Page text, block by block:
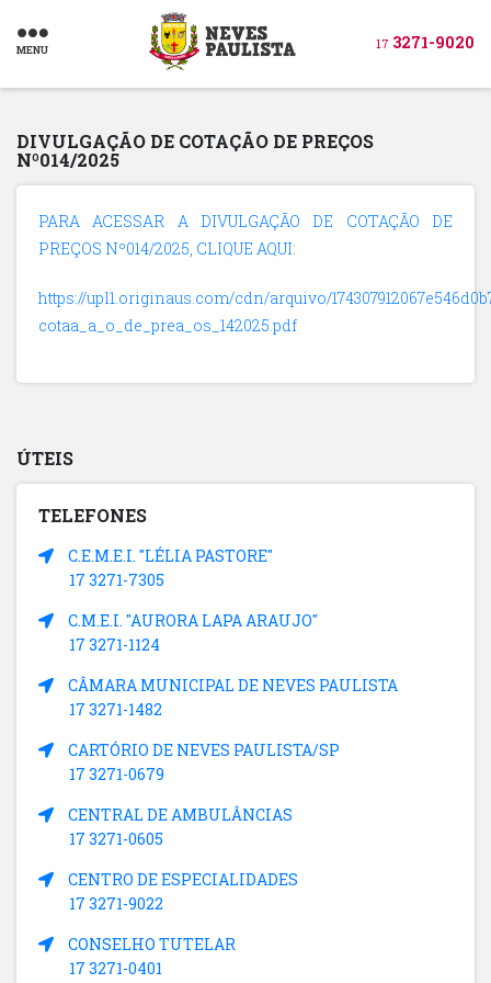
MENU 17 3271-9020
DIVULGAÇÃO DE COTAÇÃO DE PREÇOS
Nº014/2025
PARA ACESSAR A DIVULGAÇÃO DE COTAÇÃO DE
PREÇOS Nº014/2025, CLIQUE AQUI:
https://upl1.originaus.com/cdn/arquivo/
cotaa_a_o_de_prea_os_142025.pdf
ÚTEIS
TELEFONES
C.E.M.E.I. "LÉLIA PASTORE"
17 3271-7305
C.M.E.I. "AURORA LAPA ARAUJO"
17 3271-1124
CÂMARA MUNICIPAL DE NEVES PAULISTA
17 3271-1482
CARTÓRIO DE NEVES PAULISTA/SP
17 3271-0679
CENTRAL DE AMBULÂNCIAS
17 3271-0605
CENTRO DE ESPECIALIDADES
17 3271-9022
CONSELHO TUTELAR
17 3271-0401